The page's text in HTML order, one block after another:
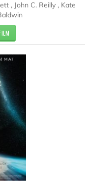
, John C. Reilly , Kate